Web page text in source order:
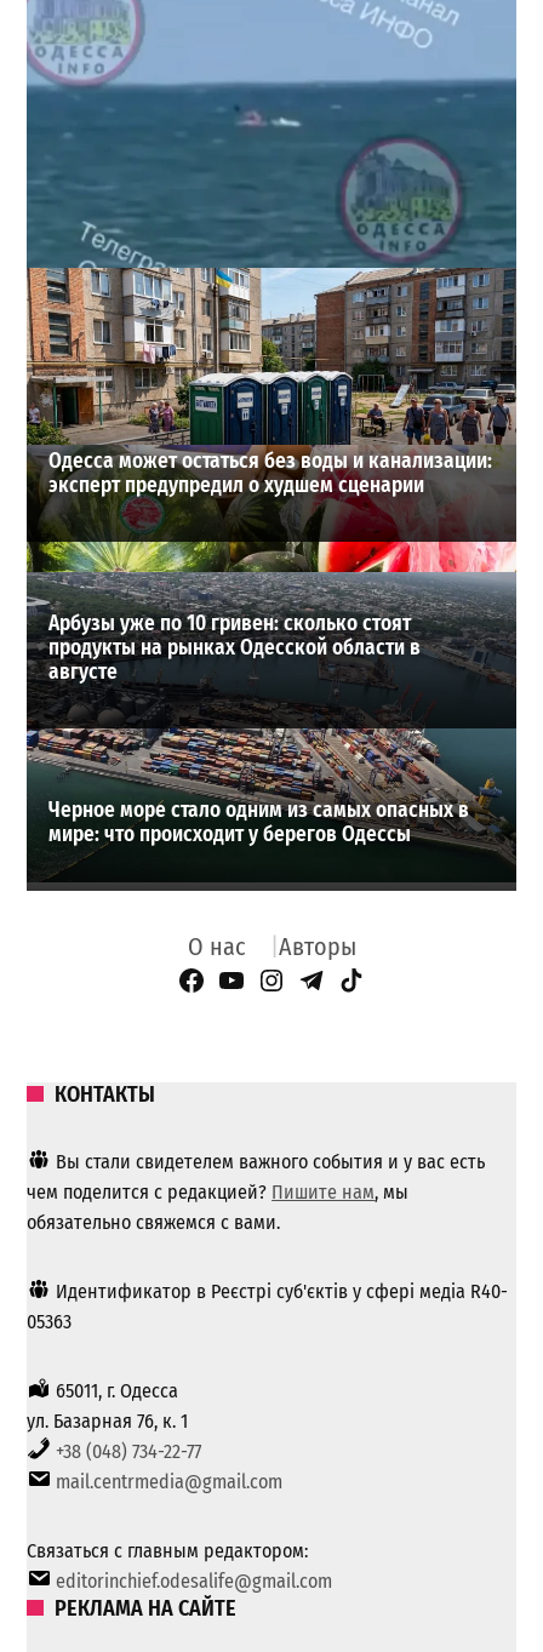
Под Одессой уносит в море ребенка на матрасе и
мужчину: идет спасательная операция
28-07-2026 в 17:51
ВИБОР РЕДАКЦИИ
Одесса может остаться без воды и канализации:
эксперт предупредил о худшем сценарии
Арбузы уже по 10 гривен: сколько стоят
продукты на рынках Одесской области в
августе
Черное море стало одним из самых опасных в
мире: что происходит у берегов Одессы
О нас Авторы
Facebook Page
YouTube
Instagram
Telegram
TikTok
КОНТАКТЫ
Вы стали свидетелем важного события и у вас есть
чем поделится с редакцией? Пишите нам, мы
обязательно свяжемся с вами.
Идентификатор в Реєстрі суб'єктів у сфері медіа R40-
05363
65011, г. Одесса
ул. Базарная 76, к. 1
+38 (048) 734-22-77
mail.centrmedia@gmail.com
Связаться с главным редактором:
editorinchief.odesalife@gmail.com
РЕКЛАМА НА САЙТЕ